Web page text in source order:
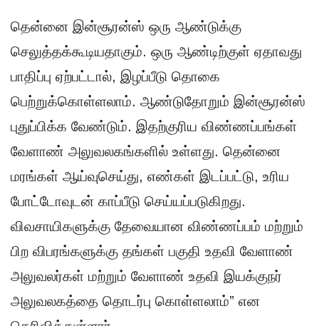
தென்னை இன்சூரன்ஸ் ஒரு ஆண்டுக்கு
செலுத்தக்கூடியதாகும். ஒரு ஆண்டிற்குள் ஏதாவது
பாதிப்பு ஏற்பட்டால், இழப்பீடு தொகை
பெற்றுக்கொள்ளலாம். ஆண்டுதோறும் இன்சூரன்ஸ்
புதுப்பிக்க வேண்டும். இதற்குரிய விண்ணப்பங்கள்
வேளாண் அலுவலகங்களில் உள்ளது. தென்னை
மரங்கள் ஆய்வுசெய்து, எண்கள் இடப்பட்டு, உரிய
போட்டோவுடன் காப்பீடு செய்யப்படுகிறது.
விவசாயிகளுக்கு தேவையான விண்ணப்பம் மற்றும்
பிற விபரங்களுக்கு தங்கள் பகுதி உதவி வேளாண்
அலுவலர்கள் மற்றும் வேளாண் உதவி இயக்குநர்
அலுவலகத்தை தொடர்பு கொள்ளலாம்” என